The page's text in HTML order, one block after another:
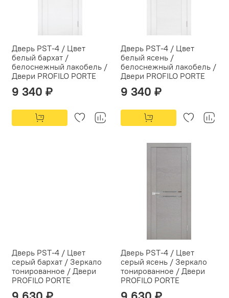
Дверь PST-4 / Цвет
белый бархат /
белоснежный лакобель /
Двери PROFILO PORTE
9 340 ₽
Дверь PST-4 / Цвет
белый ясень /
белоснежный лакобель /
Двери PROFILO PORTE
9 340 ₽
Дверь PST-4 / Цвет
серый бархат / Зеркало
тонированное / Двери
PROFILO PORTE
Дверь PST-4 / Цвет
серый ясень / Зеркало
тонированное / Двери
PROFILO PORTE